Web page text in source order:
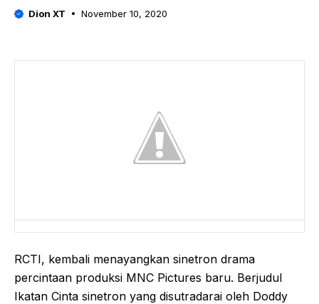
Dion XT November 10, 2020
RCTI, kembali menayangkan sinetron drama
percintaan produksi MNC Pictures baru. Berjudul
Ikatan Cinta sinetron yang disutradarai oleh Doddy